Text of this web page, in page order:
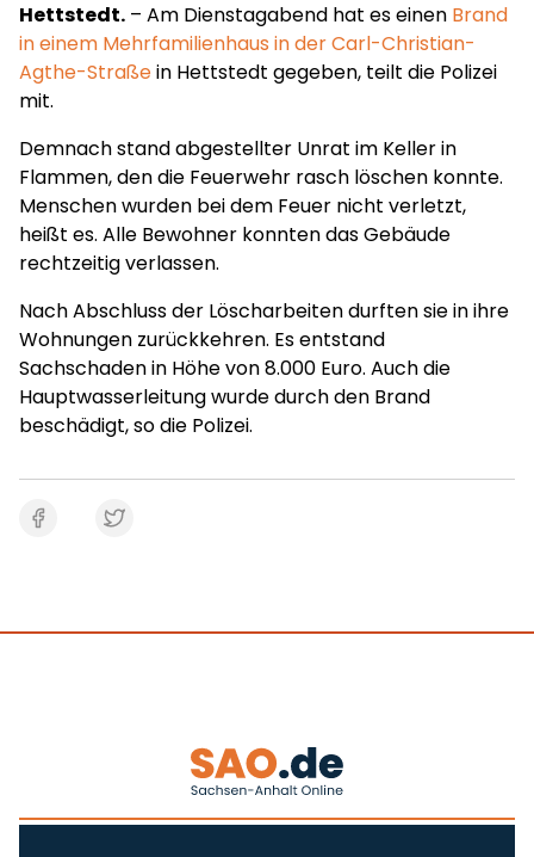
Hettstedt. – Am Dienstagabend hat es einen Brand
in einem Mehrfamilienhaus in der Carl-Christian-
Agthe-Straßein Hettstedt gegeben, teilt die Polizei
mit.
Demnach stand abgestellter Unrat im Keller in
Flammen, den die Feuerwehr rasch löschen konnte.
Menschen wurden bei dem Feuer nicht verletzt,
heißt es. Alle Bewohner konnten das Gebäude
rechtzeitig verlassen.
Nach Abschluss der Löscharbeiten durften sie in ihre
Wohnungen zurückkehren. Es entstand
Sachschaden in Höhe von 8.000 Euro. Auch die
Hauptwasserleitung wurde durch den Brand
beschädigt, so die Polizei.